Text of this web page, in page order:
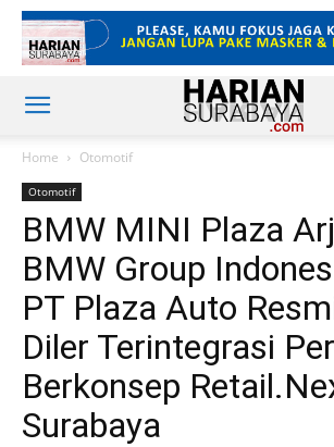
Home Otomotif
Otomotif
BMW MINI Plaza
BMW Group
PT Plaza Auto
Diler Terintegrasi
Berkonsep
Surabaya